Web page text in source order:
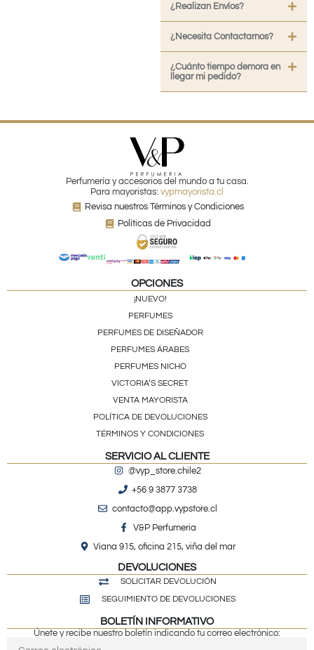
¿Realizan Envíos?
¿Necesita Contactarnos?
¿Cuánto tiempo demora en
llegar mi pedido?
Perfumería y accesorios del mundo a tu casa.
Para mayoristas: vypmayorista.cl
Revisa nuestros Términos y Condiciones
Políticas de Privacidad
OPCIONES
¡NUEVO!
PERFUMES
PERFUMES DE DISEÑADOR
PERFUMES ÁRABES
PERFUMES NICHO
VICTORIA’S SECRET
VENTA MAYORISTA
POLÍTICA DE DEVOLUCIONES
TÉRMINOS Y CONDICIONES
SERVICIO AL CLIENTE
@vyp_store.chile2
+56 9 3877 3738
contacto@app.vypstore.cl
V&P Perfumeria
Viana 915, oficina 215, viña del mar
DEVOLUCIONES
SOLICITAR DEVOLUCIÓN
SEGUIMIENTO DE DEVOLUCIONES
BOLETÍN INFORMATIVO
Únete y recibe nuestro boletín indicando tu correo electrónico: